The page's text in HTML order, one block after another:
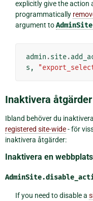
explicitly give the action
programmatically
argument to
admin .site.
s ,
Inaktivera åtgärder
Ibland behöver du
registered site-wide- för
inaktivera åtgärder:
Inaktivera en
AdminSite.
If you need to disable a